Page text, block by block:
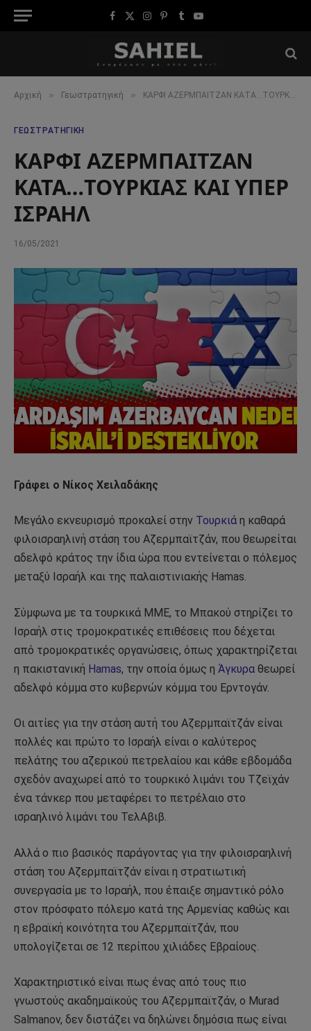
Facebook
X
Instagram
Pinterest
TumblrYouTube
Αρχική » Γεωστρατηγική » ΚΑΡΦΙ ΑΖΕΡΜΠΑΙΤΖΑΝ ΚΑΤΑ…ΤΟΥΡΚΙΑΣ ΚΑΙ ΥΠΕΡ ΙΣΡΑΗΛ
ΓΕΩΣΤΡΑΤΗΓΙΚΉ
ΚΑΡΦΙ ΑΖΕΡΜΠΑΙΤΖΑΝ
ΚΑΤΑ…ΤΟΥΡΚΙΑΣ ΚΑΙ ΥΠΕΡ
ΙΣΡΑΗΛ
16/05/2021
Γράφει ο Νίκος Χειλαδάκης
Μεγάλο εκνευρισμό προκαλεί στην Τουρκιά η καθαρά
φιλοισραηλινή στάση του Αζερμπαϊτζάν, που θεωρείται
αδελφό κράτος την ίδια ώρα που εντείνεται ο πόλεμος
μεταξύ Ισραήλ και της παλαιστινιακής Hamas.
Σύμφωνα με τα τουρκικά ΜΜΕ, το Μπακού στηρίζει το
Ισραήλ στις τρομοκρατικές επιθέσεις που δέχεται
από τρομοκρατικές οργανώσεις, όπως χαρακτηρίζεται
η πακιστανική Hamas, την οποία όμως η Άγκυρα θεωρεί
αδελφό κόμμα στο κυβερνών κόμμα του Ερντογάν.
Οι αιτίες για την στάση αυτή του Αζερμπαϊτζάν είναι
πολλές και πρώτο το Ισραήλ είναι ο καλύτερος
πελάτης του αζερικού πετρελαίου και κάθε εβδομάδα
σχεδόν αναχωρεί από το τουρκικό λιμάνι του Τζεϊχάν
ένα τάνκερ που μεταφέρει το πετρέλαιο στο
ισραηλινό λιμάνι του ΤελΑβιβ.
Αλλά ο πιο βασικός παράγοντας για την φιλοισραηλινή
στάση του Αζερμπαϊτζάν είναι η στρατιωτική
συνεργασία με το Ισραήλ, που έπαιξε σημαντικό ρόλο
στον πρόσφατο πόλεμο κατά της Αρμενίας καθώς και
η εβραϊκή κοινότητα του Αζερμπαϊτζάν, που
υπολογίζεται σε 12 περίπου χιλιάδες Εβραίους.
Χαρακτηριστικό είναι πως ένας από τους πιο
γνωστούς ακαδημαϊκούς του Αζερμπαϊτζάν, ο Murad
Salmanov, δεν διστάζει να δηλώνει δημόσια πως είναι